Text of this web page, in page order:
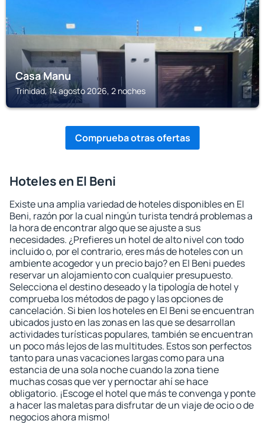
Casa Manu
Trinidad, 14 agosto 2026, 2 noches
Comprueba otras ofertas
Hoteles en El Beni
Existe una amplia variedad de hoteles disponibles en El
Beni, razón por la cual ningún turista tendrá problemas a
la hora de encontrar algo que se ajuste a sus
necesidades. ¿Prefieres un hotel de alto nivel con todo
incluido o, por el contrario, eres más de hoteles con un
ambiente acogedor y un precio bajo? en El Beni puedes
reservar un alojamiento con cualquier presupuesto.
Selecciona el destino deseado y la tipología de hotel y
comprueba los métodos de pago y las opciones de
cancelación. Si bien los hoteles en El Beni se encuentran
ubicados justo en las zonas en las que se desarrollan
actividades turísticas populares, también se encuentran
un poco más lejos de las multitudes. Estos son perfectos
tanto para unas vacaciones largas como para una
estancia de una sola noche cuando la zona tiene
muchas cosas que ver y pernoctar ahí se hace
obligatorio. ¡Escoge el hotel que más te convenga y ponte
a hacer las maletas para disfrutar de un viaje de ocio o de
negocios ahora mismo!